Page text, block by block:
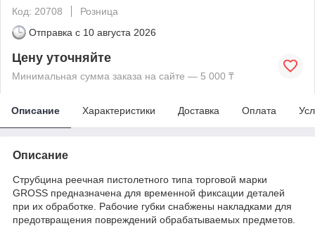
Код: 20708
Розница
Отправка с 10 августа 2026
Цену уточняйте
Минимальная сумма заказа на сайте — 5 000 ₸
Описание Характеристики Доставка Оплата
Описание
Струбцина реечная пистолетного типа торговой марки
GROSS предназначена для временной фиксации деталей
при их обработке. Рабочие губки снабжены накладками для
предотвращения повреждений обрабатываемых предметов.